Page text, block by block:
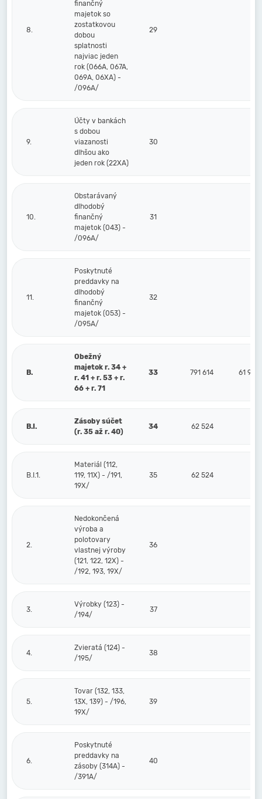
8.
finančný
majetok so
zostatkovou
dobou
splatnosti
najviac jeden
rok (066A, 067A,
069A, 06XA) -
/096A/
29
9.
Účty v bankách
s dobou
viazanosti
dlhšou ako
jeden rok (22XA)
30
10.
Obstarávaný
dlhodobý
finančný
majetok (043) -
/096A/
31
11.
Poskytnuté
preddavky na
dlhodobý
finančný
majetok (053) -
/095A/
32
B.
Obežný
majetok r. 34 +
r. 41 + r. 53 + r.
66 + r. 71
33 791 614 61 975
B.I.
Zásoby súčet
(r. 35 až r. 40)
34 62 524
B.I.1.
Materiál (112,
119, 11X) - /191,
19X/
35 62 524
2.
Nedokončená
výroba a
polotovary
vlastnej výroby
(121, 122, 12X) -
/192, 193, 19X/
36
3.
Výrobky (123) -
/194/
37
4.
Zvieratá (124) -
/195/
38
5.
Tovar (132, 133,
13X, 139) - /196,
19X/
39
6.
Poskytnuté
preddavky na
zásoby (314A) -
/391A/
40